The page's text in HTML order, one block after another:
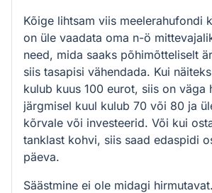
Kõige lihtsam viis meelerahufondi
on üle vaadata oma n-ö
need, mida saaks põhimõtteliselt
siis tasapisi vähendada. Kui
kulub kuus 100 eurot, siis on väga
järgmisel kuul kulub 70 või 80 ja
kõrvale või investeerid. Või kui
tanklast kohvi, siis saad edaspidi
päeva.
Säästmine ei ole midagi